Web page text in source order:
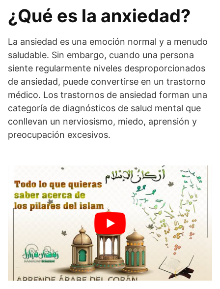
¿Qué es la anxiedad?
La ansiedad es una emoción normal y a menudo
saludable. Sin embargo, cuando una persona
siente regularmente niveles desproporcionados
de ansiedad, puede convertirse en un trastorno
médico. Los trastornos de ansiedad forman una
categoría de diagnósticos de salud mental que
conllevan un nerviosismo, miedo, aprensión y
preocupación excesivos.